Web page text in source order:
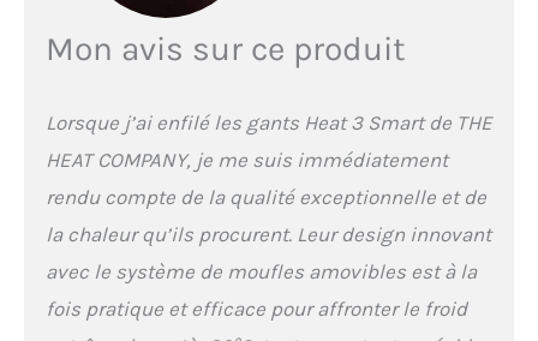
𝐄𝐍𝐅𝐈𝐍 𝐁𝐈𝐄𝐍
𝐀𝐔 𝐂𝐇𝐀𝐔𝐃 𝐓𝐎𝐔𝐓 𝐀𝐔
vous souhaitez sortir
quelque chose de votre
sac, prendre une photo ou
utiliser votre équipement,
il vous suffit de déplier le
capuchon de la mitaine.
Vos doigts resteront au
vos gants. Vous avez
Mon avis sur ce produit
Lorsque j’ai enfilé les gants Heat 3 Smart de THE
HEAT COMPANY, je me suis immédiatement
rendu compte de la qualité exceptionnelle et de
la chaleur qu’ils procurent. Leur design innovant
avec le système de moufles amovibles est à la
fois pratique et efficace pour affronter le froid